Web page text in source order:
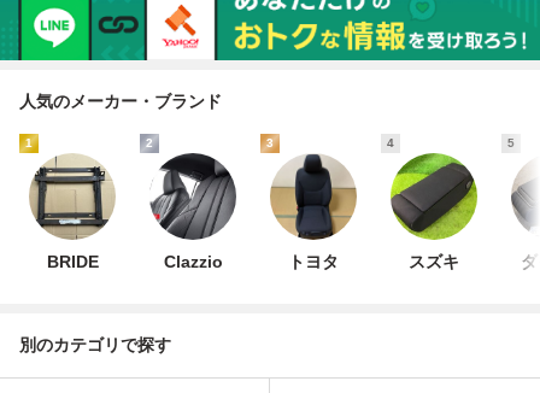
人気のメーカー・ブランド
1
BRIDE
2
Clazzio
3
トヨタ
4
スズキ
5
別のカテゴリで探す